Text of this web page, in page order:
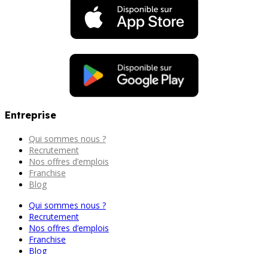
Entreprise
Qui sommes nous ?
Recrutement
Nos offres d’emplois
Franchise
Blog
Qui sommes nous ?
Recrutement
Nos offres d’emplois
Franchise
Blog